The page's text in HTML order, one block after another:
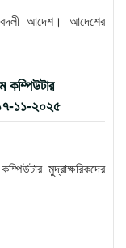
বদলী আদেশ। আদেশের
কম্পিউটার
১১-২০২৫
মুদ্রাক্ষরিকদের